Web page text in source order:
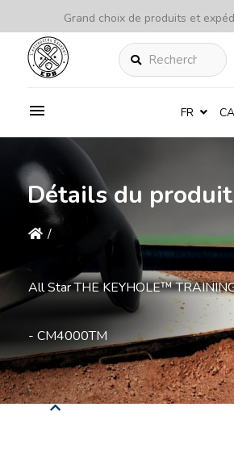
Grand choix de produits et
Rechercher
FR
Détails du produit
/
All Star THE KEYHOLE™
- CM4000TM